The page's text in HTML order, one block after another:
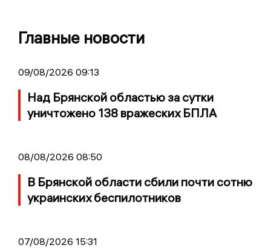
Главные новости
09/08/2026 09:13
Над Брянской областью за сутки
уничтожено 138 вражеских БПЛА
08/08/2026 08:50
В Брянской области сбили почти сотню
украинских беспилотников
07/08/2026 15:31